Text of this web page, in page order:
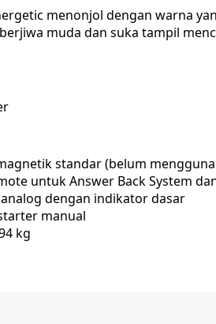
menonjol dengan warna
muda dan suka tampil
standar (belum
untuk Answer Back System
dengan indikator dasar
manual
kg